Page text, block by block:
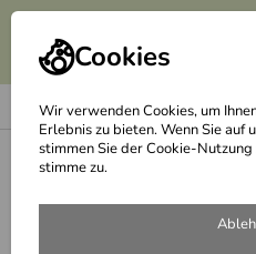
Cookies
Wir verwenden Cookies, um
Erlebnis zu bieten. Wenn Sie auf
stimmen Sie der Cookie-
stimme zu.
Silit
Silit Pfannen